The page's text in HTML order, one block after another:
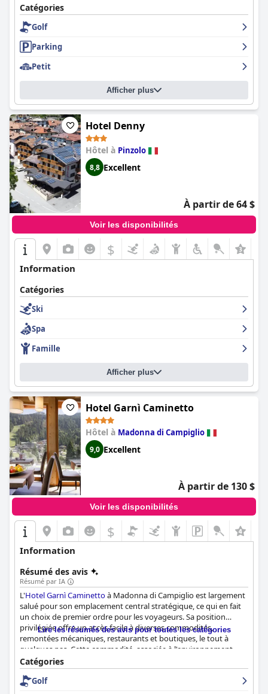
Catégories
Golf
Parking
Petit
Afficher plus
Hotel Denny
Hôtel à Pinzolo
8,8 Excellent
À partir de 64 $
Voir les disponibilités
$
Information
Catégories
Ski
Spa
Famille
Afficher plus
Hotel Garnì Caminetto
Hôtel à Madonna di Campiglio
9,0 Excellent
À partir de 130 $
Voir les disponibilités
$
Information
Résumé des avis
Résumé par IA
L'Hotel Garnì Caminettoà Madonna di Campiglio est largement
salué pour son emplacement central stratégique, ce qui en fait
un choix de premier ordre pour les voyageurs. Sa position
privilégiée offre un accès facile à diverses commodités,
remontées mécaniques, restaurants et boutiques, le tout à
quelques pas. Cette commodité, associée à l'environnement
paisible et à la propriété bien entretenue, améliore l'expérience
globale des clients.
Lire les résumés des avis pour toutes les catégories
Catégories
Golf